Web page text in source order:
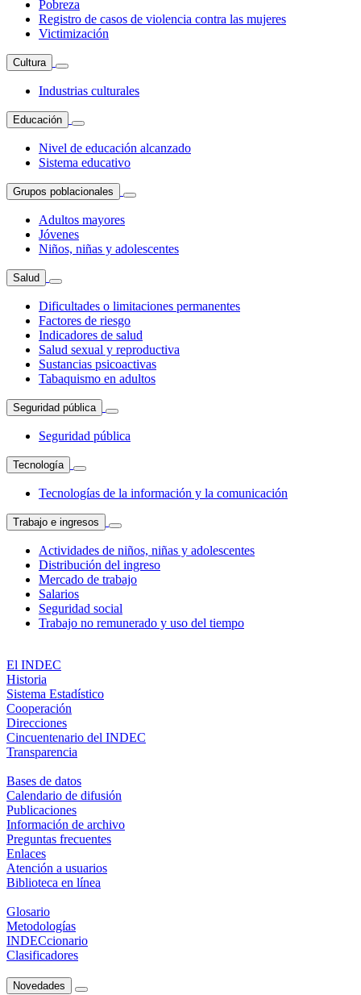
Pobreza
Registro de casos de violencia contra las mujeres
Victimización
Cultura
Industrias culturales
Educación
Nivel de educación alcanzado
Sistema educativo
Grupos poblacionales
Adultos mayores
Jóvenes
Niños, niñas y adolescentes
Salud
Dificultades o limitaciones permanentes
Factores de riesgo
Indicadores de salud
Salud sexual y reproductiva
Sustancias psicoactivas
Tabaquismo en adultos
Seguridad pública
Seguridad pública
Tecnología
Tecnologías de la información y la comunicación
Trabajo e ingresos
Actividades de niños, niñas y adolescentes
Distribución del ingreso
Mercado de trabajo
Salarios
Seguridad social
Trabajo no remunerado y uso del tiempo
El INDEC
Historia
Sistema Estadístico
Cooperación
Direcciones
Cincuentenario del INDEC
Transparencia
Bases de datos
Calendario de difusión
Publicaciones
Información de archivo
Preguntas frecuentes
Enlaces
Atención a usuarios
Biblioteca en línea
Glosario
Metodologías
INDECcionario
Clasificadores
Novedades